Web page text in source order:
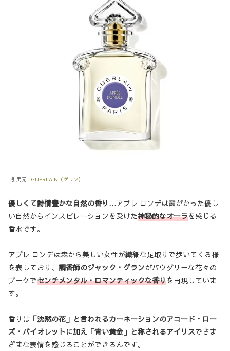
引用元 : GUERLAIN（ゲラン）
優しくて詩情豊かな自然の香り…アプレ ロンデは霞がかった優し
い自然からインスピレーションを受けた神秘的なオーラを感じる
香水です。
アプレ ロンデは森から美しい女性が繊細な足取りで歩いてくる様
を表しており、 調香師のジャック・ゲランがパウダリーな花々の
ブーケでセンチメンタル・ロマンティックな香りを再現していま
す。
香りは 「沈黙の花」と言われるカーネーションのアコード・ロー
ズ・バイオレットに加え「青い黄金」と称されるアイリスでさま
ざまな表情を感じることができるんです。